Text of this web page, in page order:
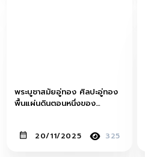
พระบูชาสมัยอู่ทอง ศิลปะอู่ทอง
พื้นแผ่นดินตอนหนึ่งของ
20/11/2025 325